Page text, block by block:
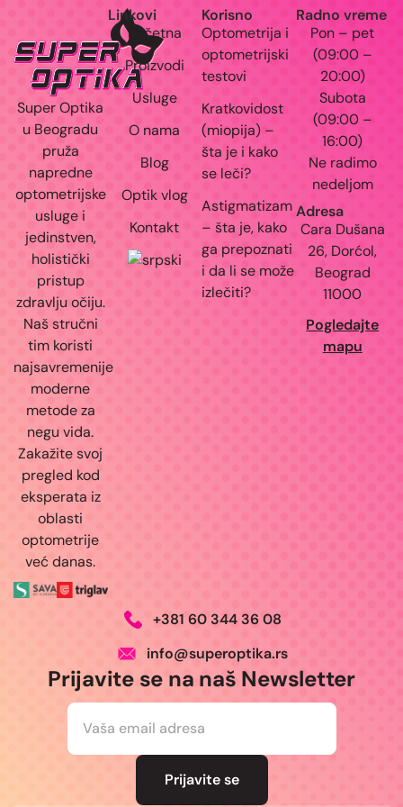
Super Optika
u Beogradu
pruža
napredne
optometrijske
usluge i
jedinstven,
holistički
pristup
zdravlju očiju.
Naš stručni
tim koristi
najsavremenije
moderne
metode za
negu vida.
Zakažite svoj
pregled kod
eksperata iz
oblasti
optometrije
već danas.
Linkovi
Početna
Proizvodi
Usluge
O nama
Blog
Optik vlog
Kontakt
Korisno
Optometrija i
optometrijski
testovi
Kratkovidost
(miopija) –
šta je i kako
se leči?
Astigmatizam
– šta je, kako
ga prepoznati
i da li se može
izlečiti?
Radno vreme
Pon – pet
(09:00 –
20:00)
Subota
(09:00 –
16:00)
Ne radimo
nedeljom
Adresa
Cara Dušana
26, Dorćol,
Beograd
11000
Pogledajte
mapu
+381 60 344 36 08
info@superoptika.rs
Prijavite se na naš Newsletter
E
Prijavite se